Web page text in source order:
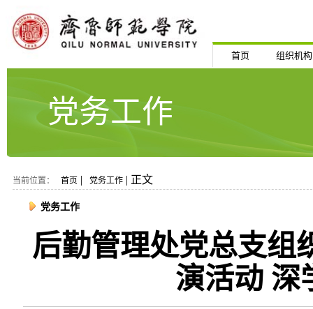
首页 组织机构
党务工作
当前位置： 首页 | 党务工作 | 正文
党务工作
后勤管理处党总支组
演活动 深